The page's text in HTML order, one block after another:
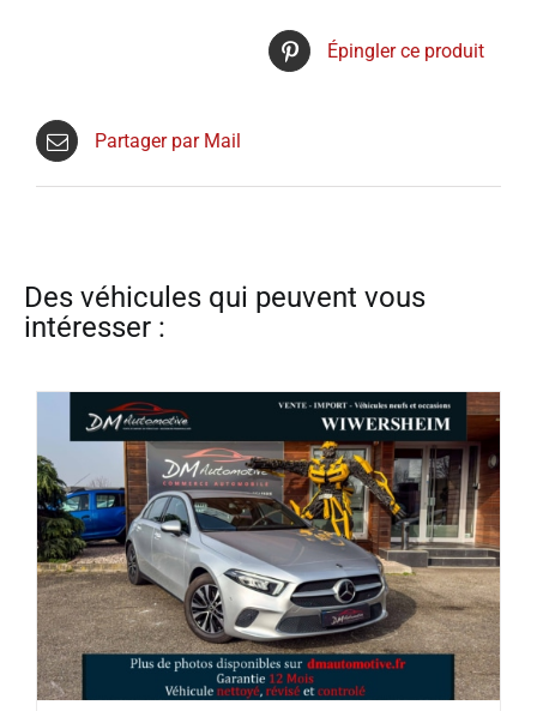
Épingler ce produit
Partager par Mail